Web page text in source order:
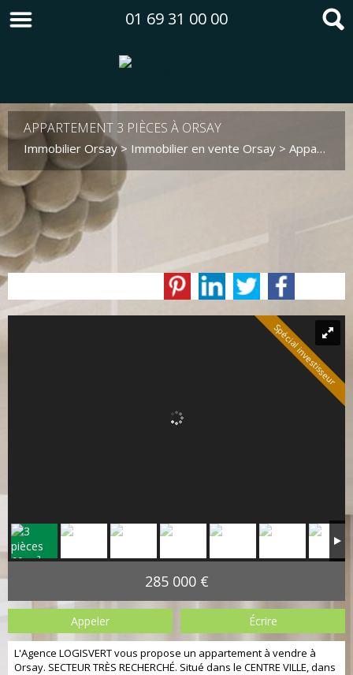
01 69 31 00 00
APPARTEMENT 3 PIÈCES À ORSAY
Immobilier Orsay > Immobilier en vente Orsay > Appartement en vente Orsay
Spécial investisseur
285 000 €
Appeler Écrire
L'Agence LOGISVERT vous propose un appartement à vendre à
Orsay. SECTEUR TRÈS RECHERCHÉ. Situé dans le CENTRE VILLE, dans